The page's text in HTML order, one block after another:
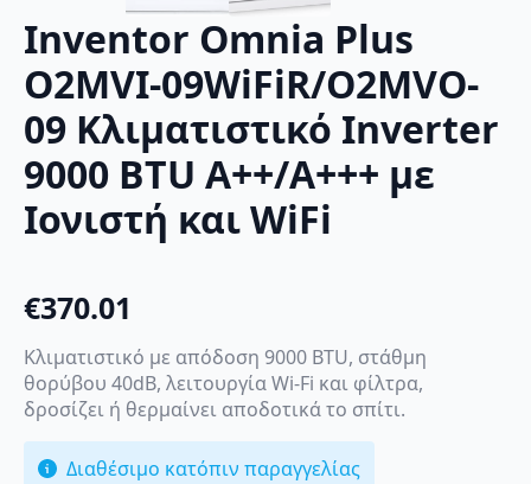
Inventor Omnia Plus
O2MVI-09WiFiR/O2MVO-
09 Κλιματιστικό Inverter
9000 BTU A++/A+++ με
Ιονιστή και WiFi
€370.01
Κλιματιστικό με απόδοση 9000 BTU, στάθμη
θορύβου 40dB, λειτουργία Wi-Fi και φίλτρα,
δροσίζει ή θερμαίνει αποδοτικά το σπίτι.
Διαθέσιμο κατόπιν παραγγελίας